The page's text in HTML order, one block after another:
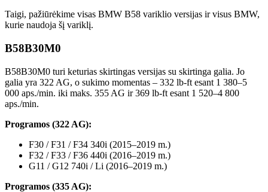
Taigi, pažiūrėkime visas BMW B58 variklio versijas ir visus BMW,
kurie naudoja šį variklį.
B58B30M0
B58B30M0 turi keturias skirtingas versijas su skirtinga galia. Jo
galia yra 322 AG, o sukimo momentas – 332 lb-ft esant 1 380–5
000 aps./min. iki maks. 355 AG ir 369 lb-ft esant 1 520–4 800
aps./min.
Programos (322 AG):
F30 / F31 / F34 340i (2015–2019 m.)
F32 / F33 / F36 440i (2016–2019 m.)
G11 / G12 740i / Li (2016–2019 m.)
Programos (335 AG):